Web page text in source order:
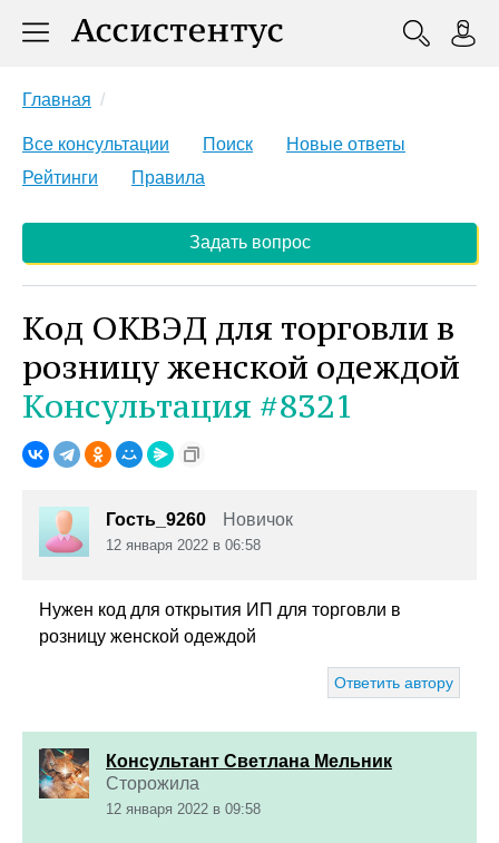
Главная
Все консультации Поиск
Новые ответы
Рейтинги
Правила
Задать вопрос
Код ОКВЭД для торговли в
розницу женской одеждой
Консультация #8321
Гость_9260 Новичок
12 января 2022 в 06:58
Нужен код для открытия ИП для торговли в
розницу женской одеждой
Ответить автору
Консультант Светлана Мельник
Сторожила
12 января 2022 в 09:58